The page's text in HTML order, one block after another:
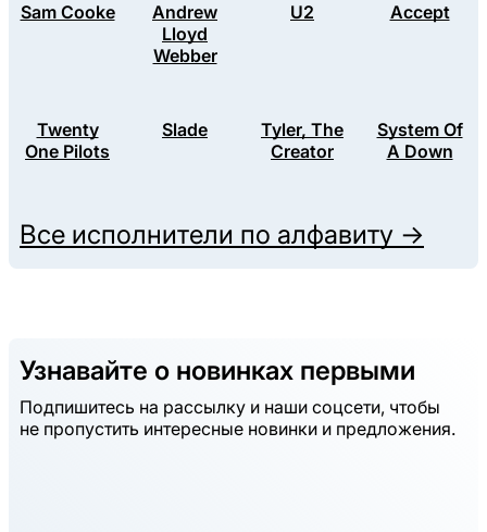
Sam Cooke
Andrew
Lloyd
Webber
U2 Accept
Twenty
One Pilots
Slade
Tyler, The
Creator
System Of
A Down
Все исполнители по алфавиту →
Узнавайте о новинках первыми
Подпишитесь на рассылку и наши соцсети, чтобы
не пропустить интересные новинки и предложения.